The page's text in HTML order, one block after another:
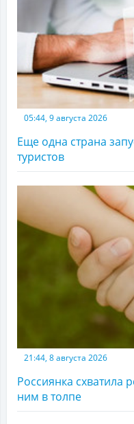
05:44, 9 августа 2026
Еще одна страна
туристов
21:44, 8 августа 2026
Россиянка схватила
ним в толпе